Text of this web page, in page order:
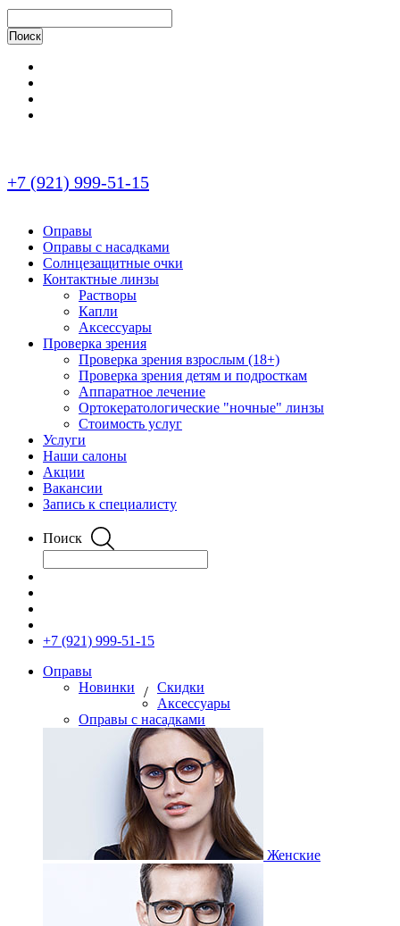
+7 (921) 999-51-15
Оправы
Оправы с насадками
Солнцезащитные очки
Контактные линзы
Растворы
Капли
Аксессуары
Проверка зрения
Проверка зрения взрослым (18+)
Проверка зрения детям и подросткам
Аппаратное лечение
Ортокератологические "ночные" линзы
Стоимость услуг
Услуги
Наши салоны
Акции
Вакансии
Запись к специалисту
Поиск
+7 (921) 999-51-15
Оправы
Новинки
/ Скидки
Аксессуары
Оправы с насадками
Женские